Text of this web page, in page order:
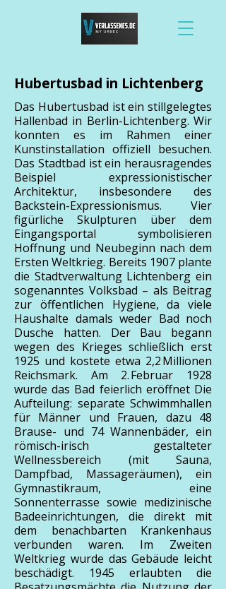
Hubertusbad in Lichtenberg
Das Hubertusbad ist ein stillgelegtes
Hallenbad in Berlin-Lichtenberg. Wir
konnten es im Rahmen einer
Kunstinstallation offiziell besuchen.
Das Stadtbad ist ein herausragendes
Beispiel expressionistischer
Architektur, insbesondere des
Backstein-Expressionismus. Vier
figürliche Skulpturen über dem
Eingangsportal symbolisieren
Hoffnung und Neubeginn nach dem
Ersten Weltkrieg. Bereits 1907 plante
die Stadtverwaltung Lichtenberg ein
sogenanntes Volksbad – als Beitrag
zur öffentlichen Hygiene, da viele
Haushalte damals weder Bad noch
Dusche hatten. Der Bau begann
wegen des Krieges schließlich erst
1925 und kostete etwa 2,2 Millionen
Reichsmark. Am 2. Februar 1928
wurde das Bad feierlich eröffnet Die
Aufteilung: separate Schwimmhallen
für Männer und Frauen, dazu 48
Brause- und 74 Wannenbäder, ein
römisch-irisch gestalteter
Wellnessbereich (mit Sauna,
Dampfbad, Massageräumen), ein
Gymnastikraum, eine
Sonnenterrasse sowie medizinische
Badeeinrichtungen, die direkt mit
dem benachbarten Krankenhaus
verbunden waren. Im Zweiten
Weltkrieg wurde das Gebäude leicht
beschädigt. 1945 erlaubten die